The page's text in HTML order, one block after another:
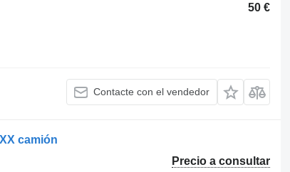
50 €
Contacte con el vendedor
camión
Precio a consultar